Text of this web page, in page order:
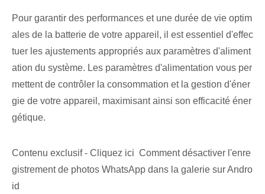
Pour garantir des performances et une durée de vie optim
ales de la batterie de votre appareil, il est essentiel d'effec
tuer les ajustements appropriés aux paramètres d'aliment
ation du système. Les paramètres d'alimentation vous per
mettent de contrôler la consommation et la gestion d'éner
gie de votre appareil, maximisant ainsi son efficacité éner
gétique.
Contenu exclusif - Cliquez ici Comment désactiver l'enre
gistrement de photos WhatsApp dans la galerie sur Andro
id